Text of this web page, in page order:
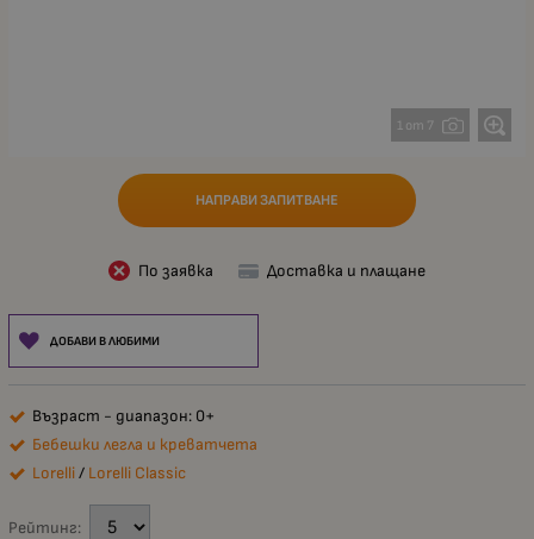
1 от 7
НАПРАВИ ЗАПИТВАНЕ
По заявка Доставка и плащане
ДОБАВИ В ЛЮБИМИ
Възраст - диапазон: 0+
Бебешки легла и креватчета
Lorelli/ Lorelli Classic
Рейтинг: